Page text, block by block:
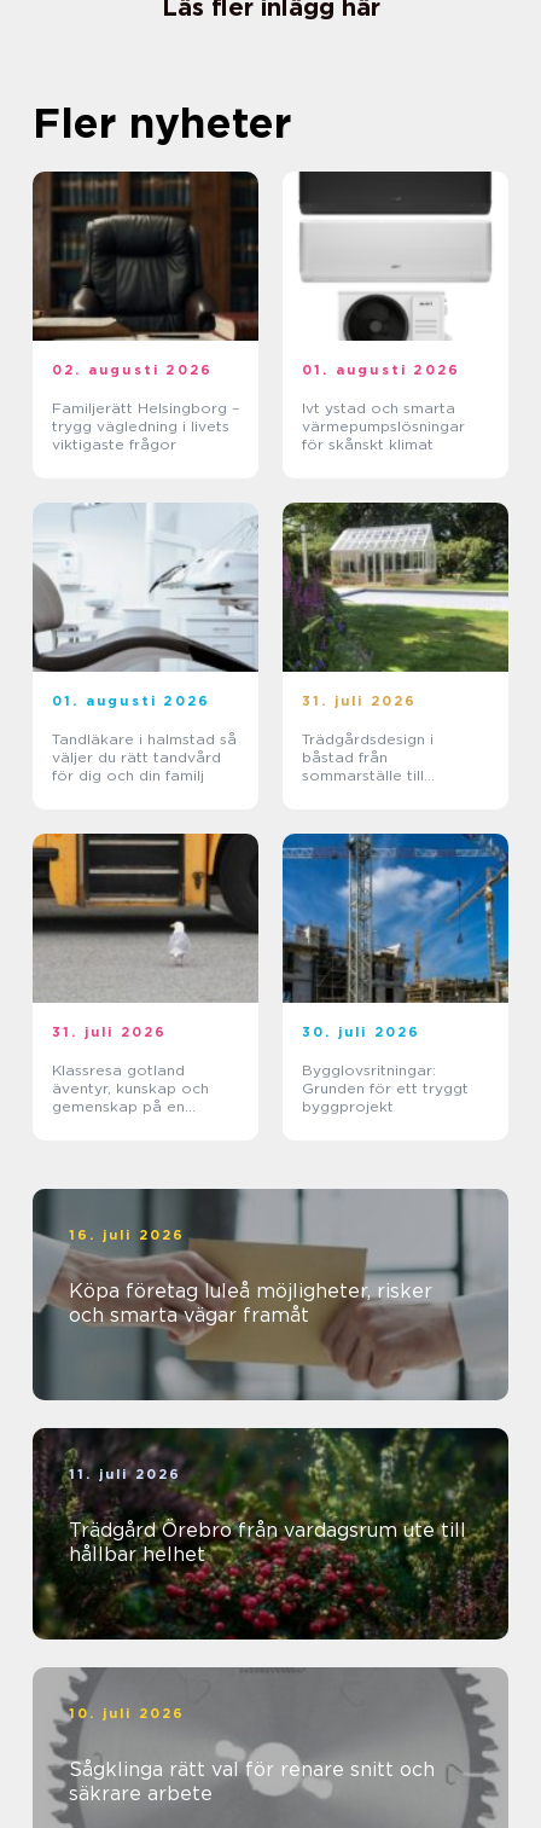
Läs fler inlägg här
Fler nyheter
02. augusti 2026
Familjerätt Helsingborg –
trygg vägledning i livets
viktigaste frågor
01. augusti 2026
Ivt ystad och smarta
värmepumpslösningar
för skånskt klimat
01. augusti 2026
Tandläkare i halmstad så
väljer du rätt tandvård
för dig och din familj
31. juli 2026
Trädgårdsdesign i
båstad från
sommarställe till
31. juli 2026
Klassresa gotland
äventyr, kunskap och
gemenskap på en
30. juli 2026
Bygglovsritningar:
Grunden för ett tryggt
byggprojekt
16. juli 2026
Köpa företag luleå möjligheter, risker
och smarta vägar framåt
11. juli 2026
Trädgård Örebro från vardagsrum ute till
hållbar helhet
10. juli 2026
Sågklinga rätt val för renare snitt och
säkrare arbete